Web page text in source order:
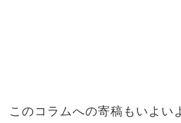
このコラムへの寄稿もいよい